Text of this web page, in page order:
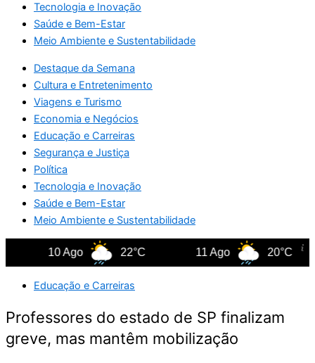
Tecnologia e Inovação
Saúde e Bem-Estar
Meio Ambiente e Sustentabilidade
Destaque da Semana
Cultura e Entretenimento
Viagens e Turismo
Economia e Negócios
Educação e Carreiras
Segurança e Justiça
Política
Tecnologia e Inovação
Saúde e Bem-Estar
Meio Ambiente e Sustentabilidade
10 Ago 22°C 11 Ago 20°C
Educação e Carreiras
Professores do estado de SP finalizam
greve, mas mantêm mobilização